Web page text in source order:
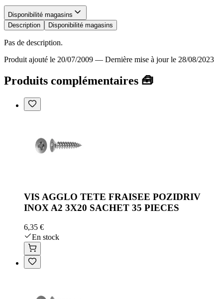
Disponibilité magasins
Description
Disponibilité magasins
Pas de description.
Produit ajouté le 20/07/2009 — Dernière mise à jour le 28/08/2023
Produits complémentaires 🧰
VIS AGGLO TETE FRAISEE POZIDRIV
INOX A2 3X20 SACHET 35 PIECES
6,35 €
En stock